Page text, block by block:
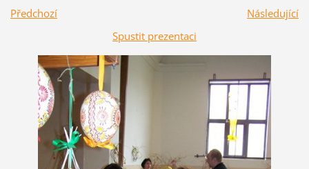
Předchozí
Následující
Spustit prezentaci